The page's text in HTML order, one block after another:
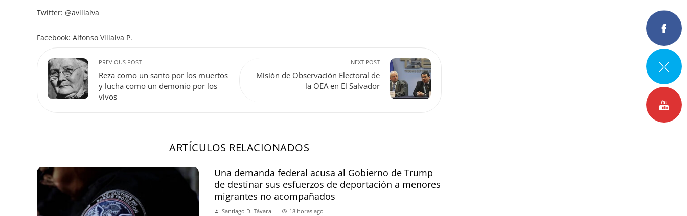
Twitter: @avillalva_
Facebook: Alfonso Villalva P.
PREVIOUS POST
Reza como un santo por los muertos
y lucha como un demonio por los
vivos
NEXT POST
Misión de Observación Electoral de
la OEA en El Salvador
ARTÍCULOS RELACIONADOS
Una demanda federal acusa al Gobierno de Trump
de destinar sus esfuerzos de deportación a menores
migrantes no acompañados
Santiago D. Távara 18 horas ago